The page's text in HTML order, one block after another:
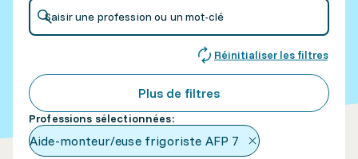
Saisir une profession ou un mot-clé
Réinitialiser les filtres
Plus de filtres
Professions sélectionnées:
Aide-monteur/euse frigoriste AFP 7